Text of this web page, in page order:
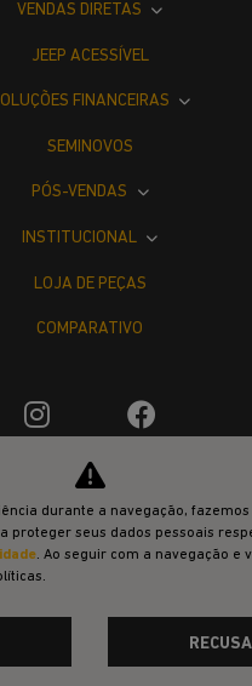
VENDAS DIRETAS
JEEP ACESSÍVEL
FINANCEIRAS
SEMINOVOS
PÓS-VENDAS
INSTITUCIONAL
LOJA DE PEÇAS
COMPARATIVO
Seu bem maior é a
durante a navegação, fazemos
proteger seus dados pessoais
. Ao seguir com a navegação e